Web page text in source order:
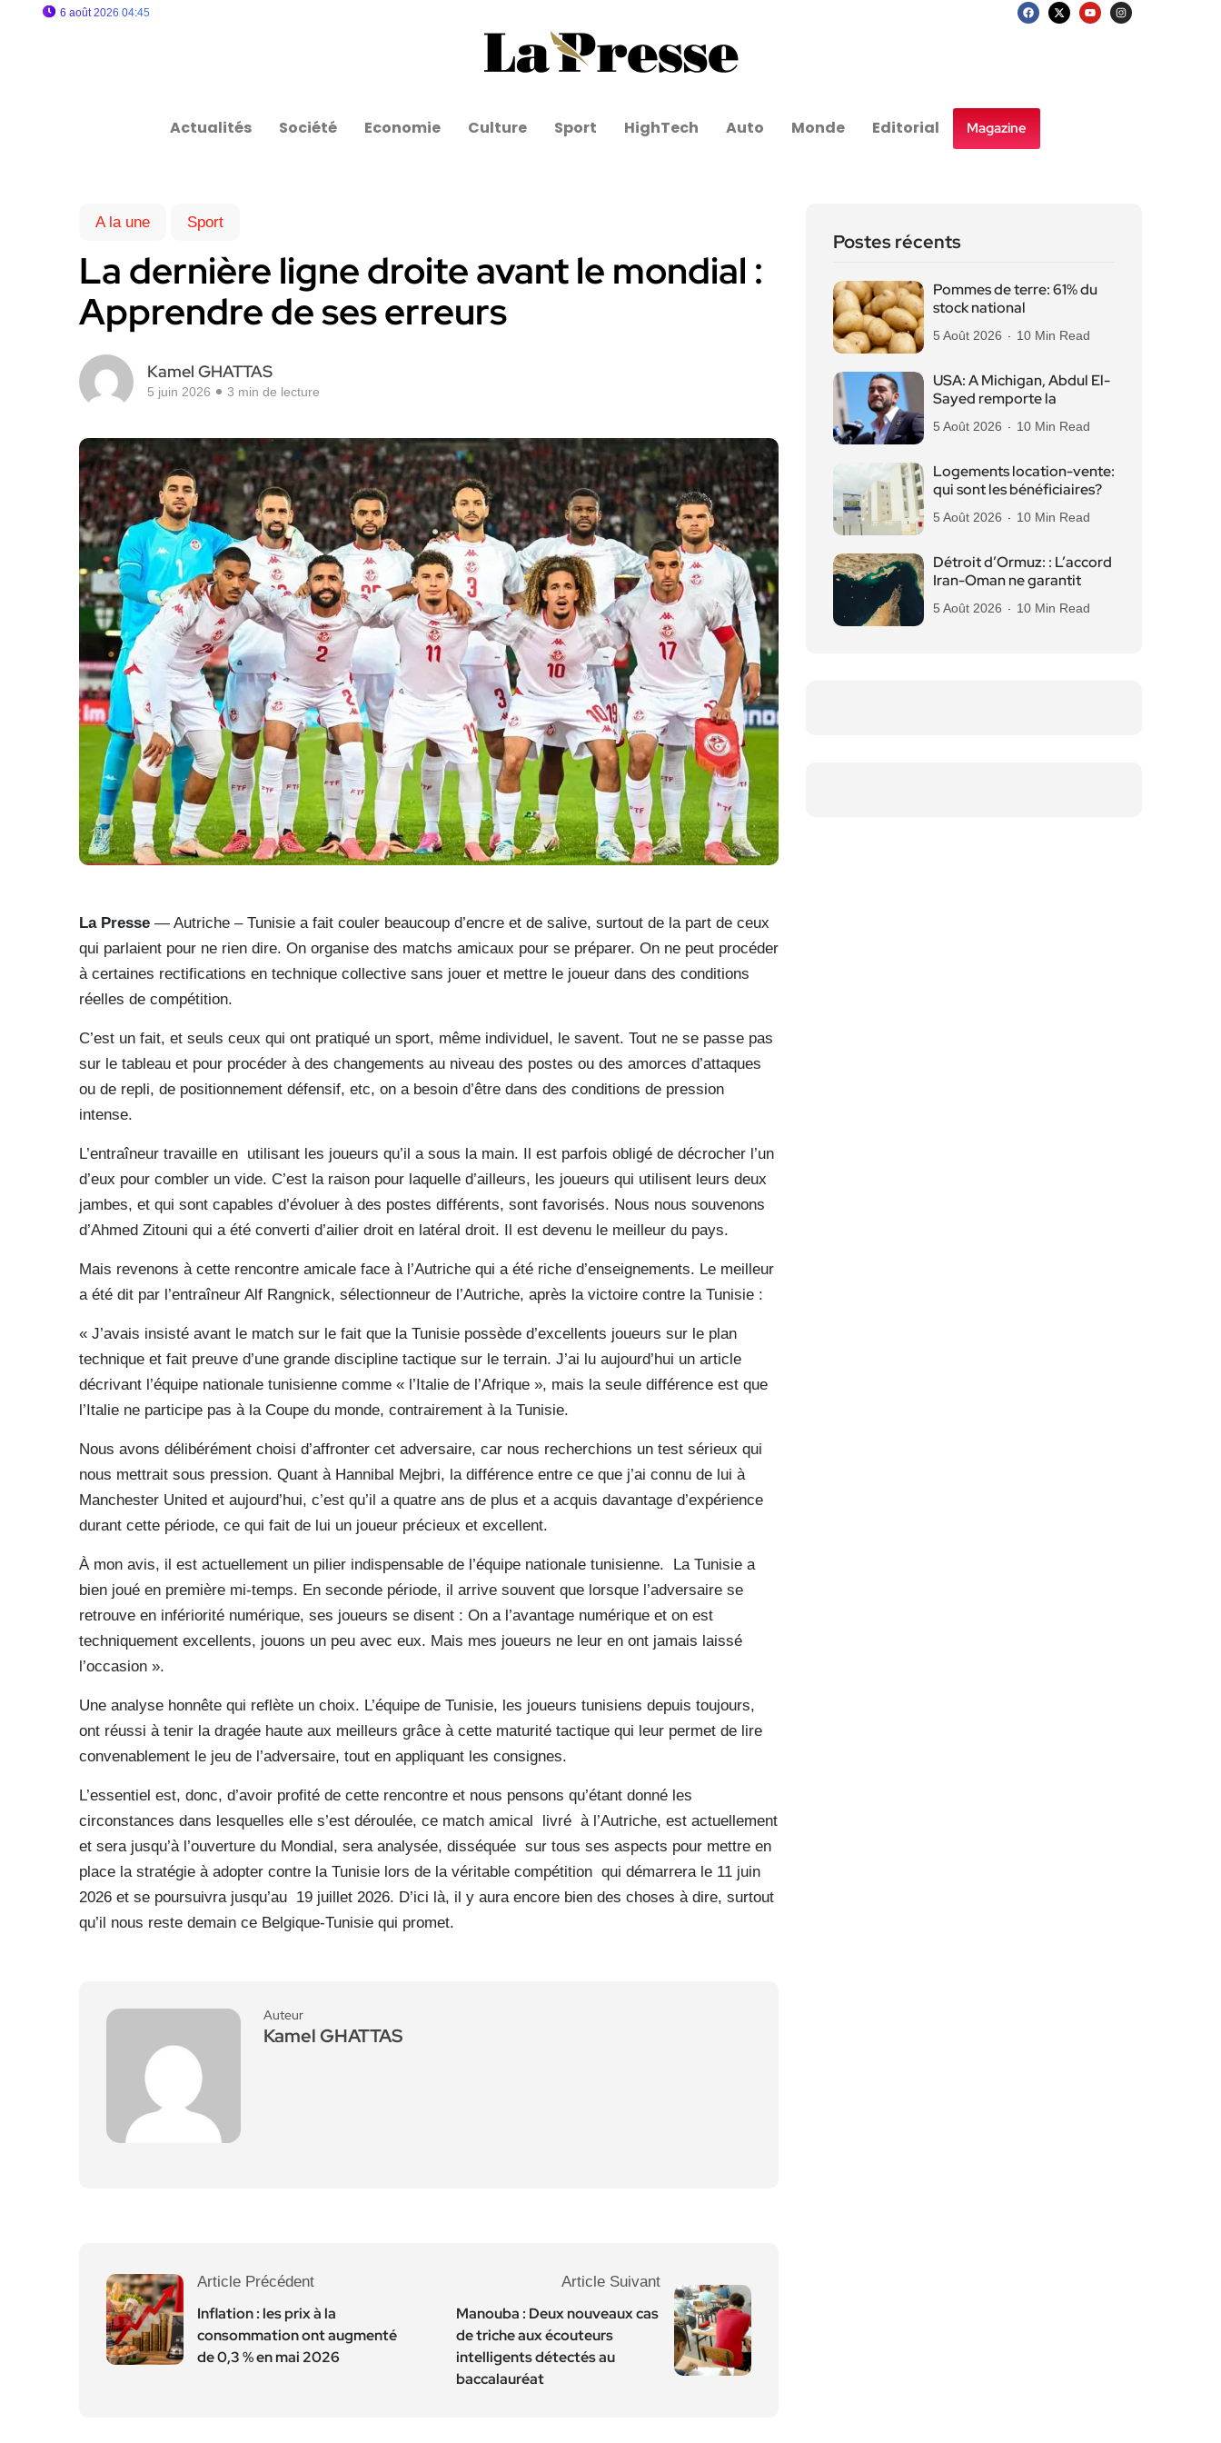
6 août 2026 04:45
Actualités Société Economie Culture Sport HighTech Auto Monde Editorial Magazine
A la une Sport
La dernière ligne droite avant le mondial :
Apprendre de ses erreurs
Kamel GHATTAS
5 juin 2026 3 min de lecture
La Presse — Autriche – Tunisie a fait couler beaucoup d’encre et de salive, surtout de la part de ceux
qui parlaient pour ne rien dire. On organise des matchs amicaux pour se préparer. On ne peut procéder
à certaines rectifications en technique collective sans jouer et mettre le joueur dans des conditions
réelles de compétition.
C’est un fait, et seuls ceux qui ont pratiqué un sport, même individuel, le savent. Tout ne se passe pas
sur le tableau et pour procéder à des changements au niveau des postes ou des amorces d’attaques
ou de repli, de positionnement défensif, etc, on a besoin d’être dans des conditions de pression
intense.
L’entraîneur travaille en utilisant les joueurs qu’il a sous la main. Il est parfois obligé de décrocher l’un
d’eux pour combler un vide. C’est la raison pour laquelle d’ailleurs, les joueurs qui utilisent leurs deux
jambes, et qui sont capables d’évoluer à des postes différents, sont favorisés. Nous nous souvenons
d’Ahmed Zitouni qui a été converti d’ailier droit en latéral droit. Il est devenu le meilleur du pays.
Mais revenons à cette rencontre amicale face à l’Autriche qui a été riche d’enseignements. Le meilleur
a été dit par l’entraîneur Alf Rangnick, sélectionneur de l’Autriche, après la victoire contre la Tunisie :
« J’avais insisté avant le match sur le fait que la Tunisie possède d’excellents joueurs sur le plan
technique et fait preuve d’une grande discipline tactique sur le terrain. J’ai lu aujourd’hui un article
décrivant l’équipe nationale tunisienne comme « l’Italie de l’Afrique », mais la seule différence est que
l’Italie ne participe pas à la Coupe du monde, contrairement à la Tunisie.
Nous avons délibérément choisi d’affronter cet adversaire, car nous recherchions un test sérieux qui
nous mettrait sous pression. Quant à Hannibal Mejbri, la différence entre ce que j’ai connu de lui à
Manchester United et aujourd’hui, c’est qu’il a quatre ans de plus et a acquis davantage d’expérience
durant cette période, ce qui fait de lui un joueur précieux et excellent.
À mon avis, il est actuellement un pilier indispensable de l’équipe nationale tunisienne. La Tunisie a
bien joué en première mi-temps. En seconde période, il arrive souvent que lorsque l’adversaire se
retrouve en infériorité numérique, ses joueurs se disent : On a l’avantage numérique et on est
techniquement excellents, jouons un peu avec eux. Mais mes joueurs ne leur en ont jamais laissé
l’occasion ».
Une analyse honnête qui reflète un choix. L’équipe de Tunisie, les joueurs tunisiens depuis toujours,
ont réussi à tenir la dragée haute aux meilleurs grâce à cette maturité tactique qui leur permet de lire
convenablement le jeu de l’adversaire, tout en appliquant les consignes.
L’essentiel est, donc, d’avoir profité de cette rencontre et nous pensons qu’étant donné les
circonstances dans lesquelles elle s’est déroulée, ce match amical livré à l’Autriche, est actuellement
et sera jusqu’à l’ouverture du Mondial, sera analysée, disséquée sur tous ses aspects pour mettre en
place la stratégie à adopter contre la Tunisie lors de la véritable compétition qui démarrera le 11 juin
2026 et se poursuivra jusqu’au 19 juillet 2026. D’ici là, il y aura encore bien des choses à dire, surtout
qu’il nous reste demain ce Belgique-Tunisie qui promet.
Auteur
Kamel GHATTAS
Article Précédent
Inflation : les prix à la
consommation ont augmenté
de 0,3 % en mai 2026
Article Suivant
Manouba : Deux nouveaux cas
de triche aux écouteurs
intelligents détectés au
baccalauréat
Postes récents
Pommes de terre: 61% du
stock national
5 Août 2026 10 Min Read
USA: A Michigan, Abdul El-
Sayed remporte la
5 Août 2026 10 Min Read
Logements location-vente:
qui sont les bénéficiaires?
5 Août 2026 10 Min Read
Détroit d’Ormuz: : L’accord
Iran-Oman ne garantit
5 Août 2026 10 Min Read